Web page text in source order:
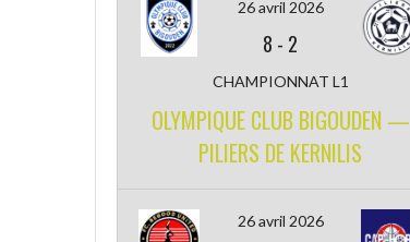
26 avril 2026
8 - 2
CHAMPIONNAT L1
OLYMPIQUE CLUB BIGOUDEN —
PILIERS DE KERNILIS
26 avril 2026